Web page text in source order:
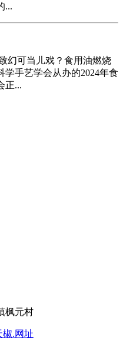
...
幻可当儿戏？食用油燃烧
手艺学会从办的2024年食
正...
枫元村
椒.网址